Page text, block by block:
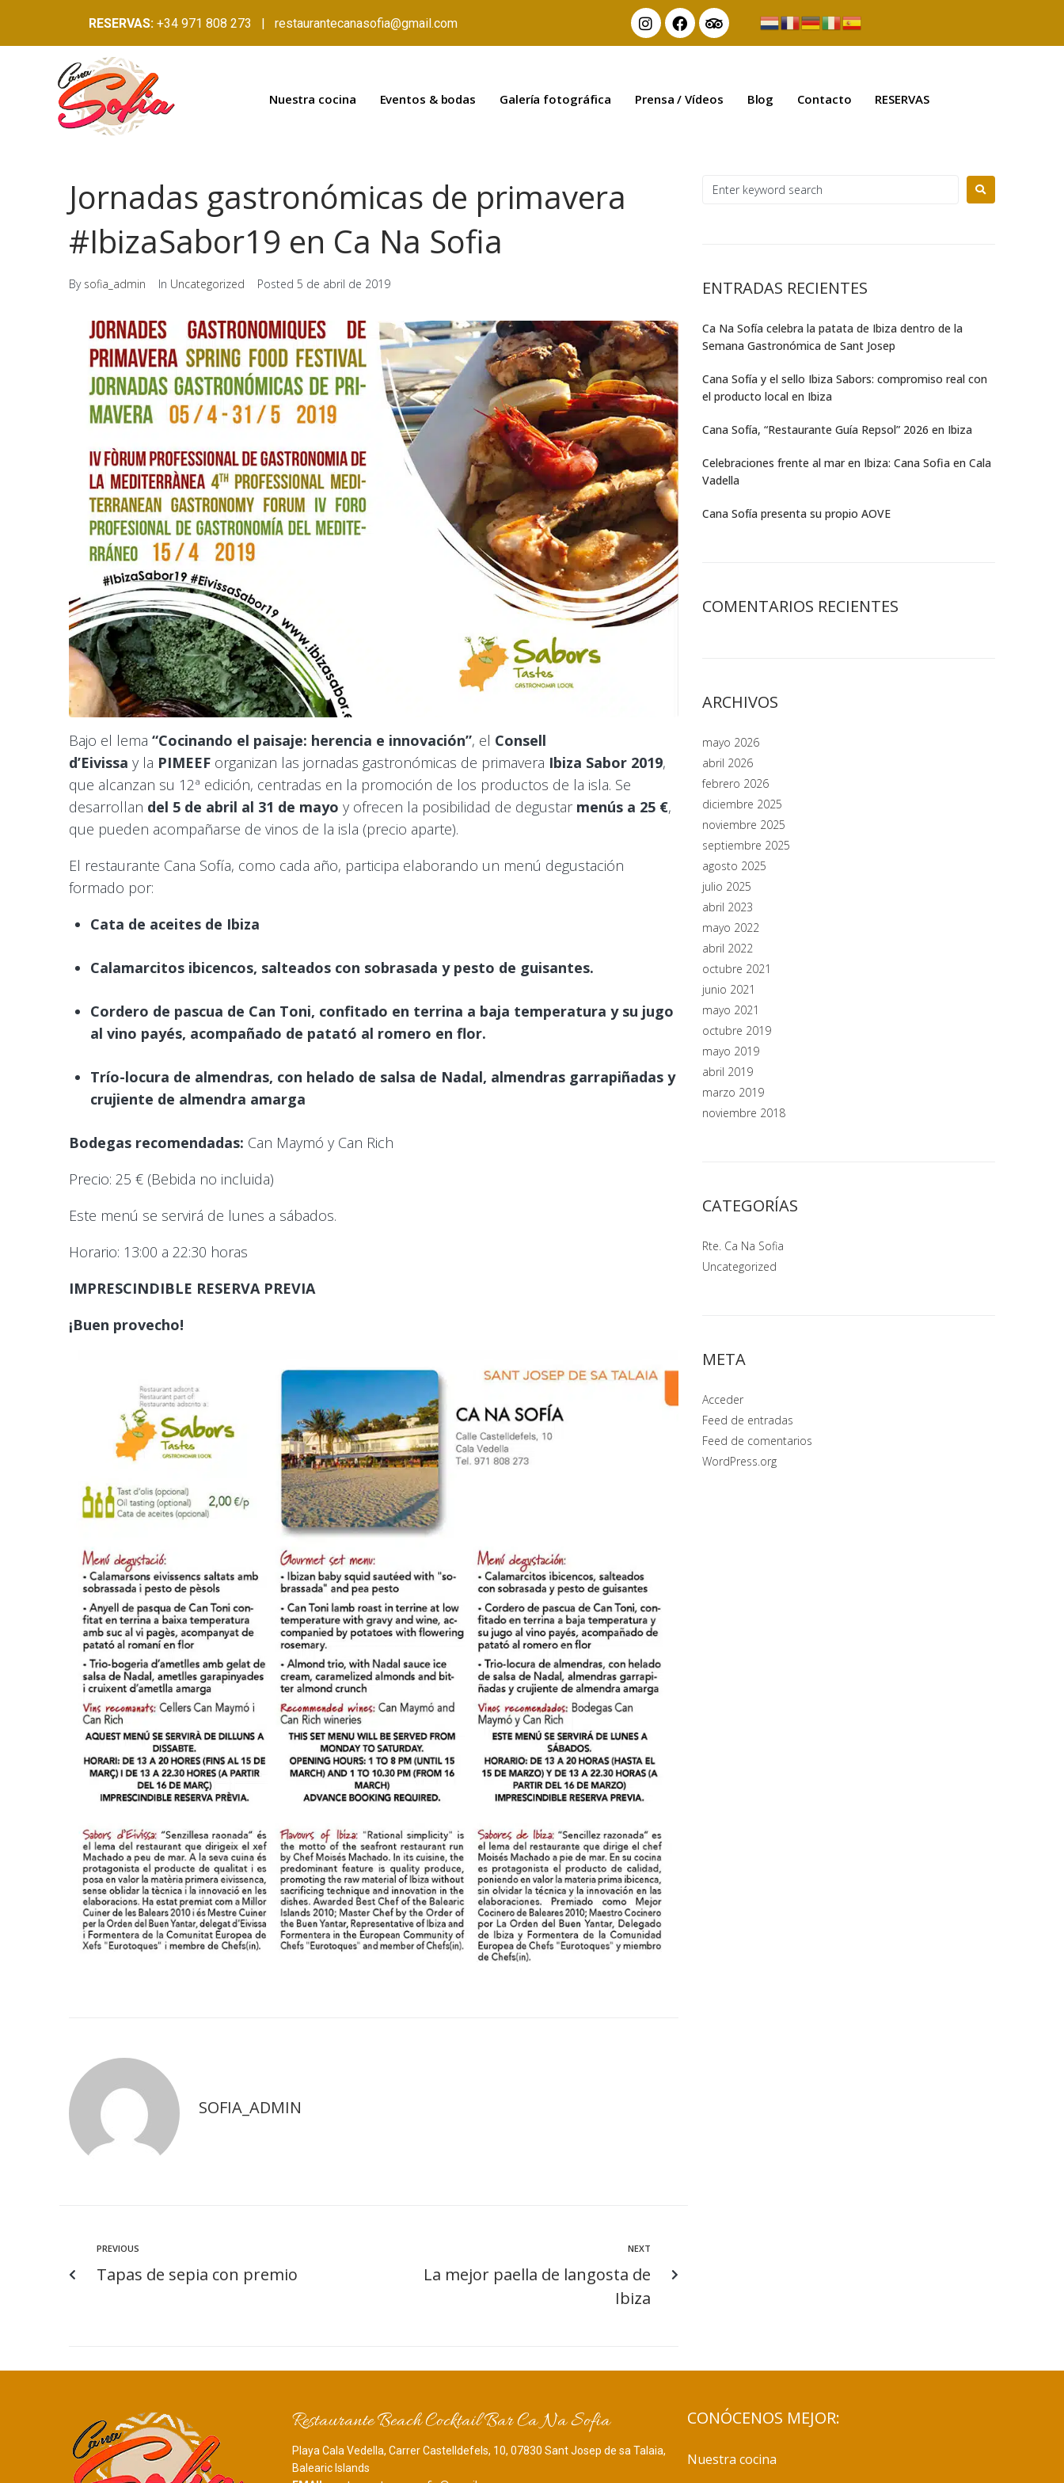
RESERVAS: +34 971 808 273 | restaurantecanasofia@gmail.com
Nuestra cocina Eventos & bodas Galería fotográfica Prensa / Vídeos Blog Contacto RESERVAS
Jornadas gastronómicas de primavera
#IbizaSabor19 en Ca Na Sofia
By sofia_admin In Uncategorized Posted 5 de abril de 2019
Bajo el lema “Cocinando el paisaje: herencia e innovación”, el Consell
d’Eivissa y la PIMEEF organizan las jornadas gastronómicas de primavera Ibiza Sabor 2019,
que alcanzan su 12ª edición, centradas en la promoción de los productos de la isla. Se
desarrollan del 5 de abril al 31 de mayo y ofrecen la posibilidad de degustar menús a 25 €,
que pueden acompañarse de vinos de la isla (precio aparte).
El restaurante Cana Sofía, como cada año, participa elaborando un menú degustación
formado por:
Cata de aceites de Ibiza
Calamarcitos ibicencos, salteados con sobrasada y pesto de guisantes.
Cordero de pascua de Can Toni, confitado en terrina a baja temperatura y su jugo
al vino payés, acompañado de patató al romero en flor.
Trío-locura de almendras, con helado de salsa de Nadal, almendras garrapiñadas y
crujiente de almendra amarga
Bodegas recomendadas: Can Maymó y Can Rich
Precio: 25 € (Bebida no incluida)
Este menú se servirá de lunes a sábados.
Horario: 13:00 a 22:30 horas
IMPRESCINDIBLE RESERVA PREVIA
¡Buen provecho!
SOFIA_ADMIN
PREVIOUS
Tapas de sepia con premio
NEXT
La mejor paella de langosta de
Ibiza
ENTRADAS RECIENTES
Ca Na Sofía celebra la patata de Ibiza dentro de la
Semana Gastronómica de Sant Josep
Cana Sofía y el sello Ibiza Sabors: compromiso real con
el producto local en Ibiza
Cana Sofía, “Restaurante Guía Repsol” 2026 en Ibiza
Celebraciones frente al mar en Ibiza: Cana Sofia en Cala
Vadella
Cana Sofía presenta su propio AOVE
COMENTARIOS RECIENTES
ARCHIVOS
mayo 2026
abril 2026
febrero 2026
diciembre 2025
noviembre 2025
septiembre 2025
agosto 2025
julio 2025
abril 2023
mayo 2022
abril 2022
octubre 2021
junio 2021
mayo 2021
octubre 2019
mayo 2019
abril 2019
marzo 2019
noviembre 2018
CATEGORÍAS
Rte. Ca Na Sofia
Uncategorized
META
Acceder
Feed de entradas
Feed de comentarios
WordPress.org
Restaurante Beach Cocktail Bar Ca Na Sofia
Playa Cala Vedella, Carrer Castelldefels, 10, 07830 Sant Josep de sa Talaia,
Balearic Islands
CONÓCENOS MEJOR:
Nuestra cocina